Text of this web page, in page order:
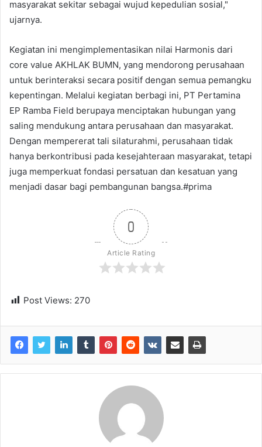
masyarakat sekitar sebagai wujud kepedulian sosial,"
ujarnya.
Kegiatan ini mengimplementasikan nilai Harmonis dari
core value AKHLAK BUMN, yang mendorong perusahaan
untuk berinteraksi secara positif dengan semua pemangku
kepentingan. Melalui kegiatan berbagi ini, PT Pertamina
EP Ramba Field berupaya menciptakan hubungan yang
saling mendukung antara perusahaan dan masyarakat.
Dengan mempererat tali silaturahmi, perusahaan tidak
hanya berkontribusi pada kesejahteraan masyarakat, tetapi
juga memperkuat fondasi persatuan dan kesatuan yang
menjadi dasar bagi pembangunan bangsa.#prima
0
Article Rating
Post Views: 270